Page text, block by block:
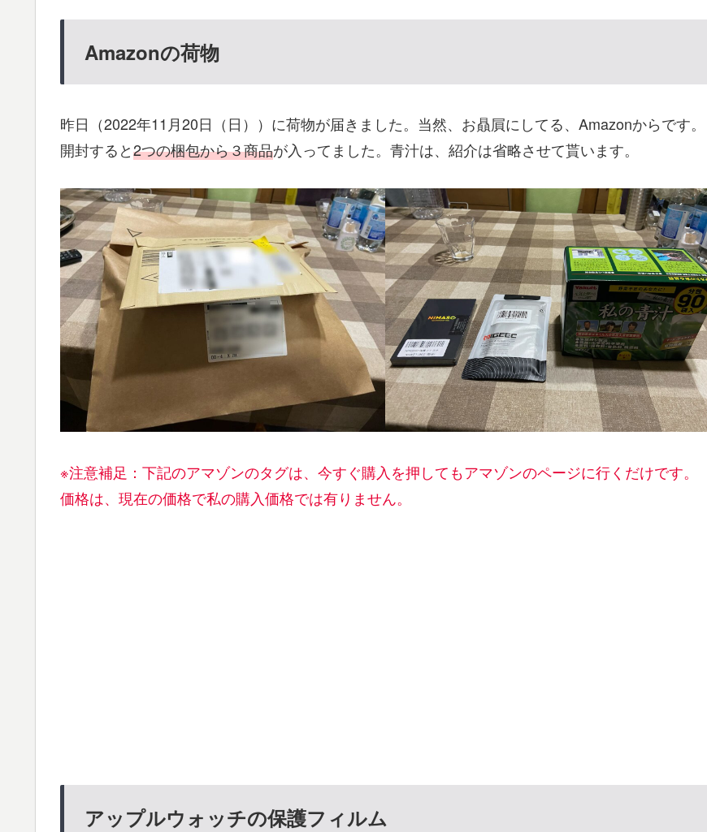
Amazonの荷物
昨日（2022年11月20日（日））に荷物が届きました。当然、お贔屓にしてる、Amazonからです。
開封すると2つの梱包から３商品が入ってました。青汁は、紹介は省略させて貰います。
※注意補足：下記のアマゾンのタグは、今すぐ購入を押してもアマゾンのページに行くだけです。
価格は、現在の価格で私の購入価格では有りません。
アップルウォッチの保護フィルム